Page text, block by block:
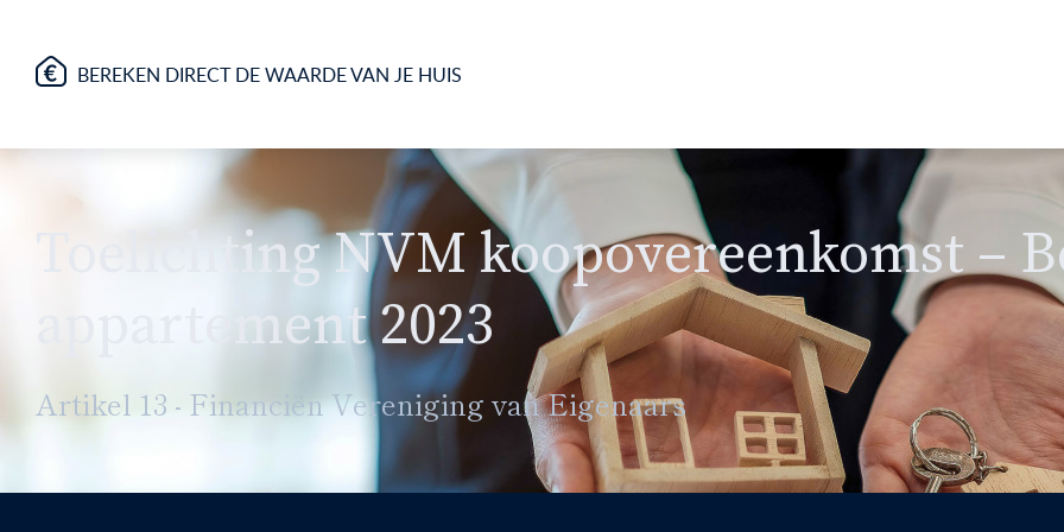
BEREKEN DIRECT DE WAARDE VAN JE HUIS
Toelichting NVM koopovereenkomst –
appartement 2023
Artikel 13 - Financiën Vereniging van Eigenaars